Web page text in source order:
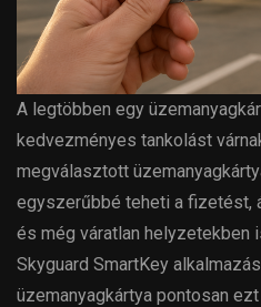
A legtöbben egy
kedvezményes tankolást
megválasztott
egyszerűbbé teheti a fizetést,
és még váratlan helyzetekben
Skyguard SmartKey
üzemanyagkártya pontosan